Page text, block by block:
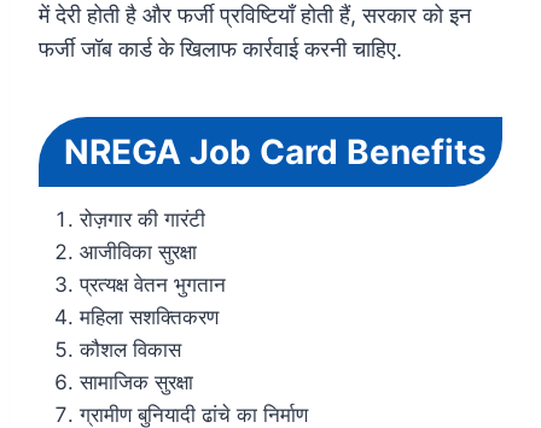
में देरी होती है और फर्जी प्रविष्टियाँ होती हैं, सरकार को इन
फर्जी जॉब कार्ड के खिलाफ कार्रवाई करनी चाहिए.
NREGA Job Card Benefits
रोज़गार की गारंटी
आजीविका सुरक्षा
प्रत्यक्ष वेतन भुगतान
महिला सशक्तिकरण
कौशल विकास
सामाजिक सुरक्षा
ग्रामीण बुनियादी ढांचे का निर्माण